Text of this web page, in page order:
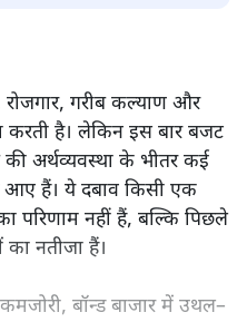
गरीब कल्याण और
करती है। लेकिन इस बार बजट
अर्थव्यवस्था के भीतर कई
हैं। ये दबाव किसी एक
परिणाम नहीं हैं, बल्कि पिछले
नतीजा हैं।
बॉन्ड बाजार में उथल–